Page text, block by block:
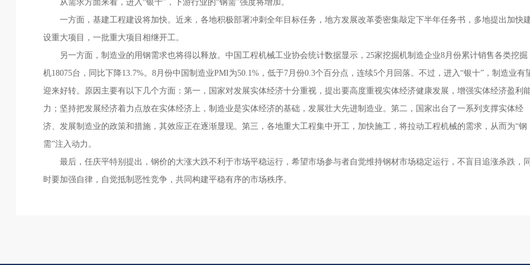
从需求方面来看，进入“银十”，下游行业的“钢需”强度将增加。
一方面，基建工程建设将加快。近来，各地积极部署冲刺全年目标任务，地方发展改革委密集敲定下半年任务书，多地提出加快
设重大项目，一批重大项目相继开工。
另一方面，制造业的用钢需求也将得以释放。中国工程机械工业协会统计数据显示，25家挖掘机制造企业8月份累计销售各类挖掘
机18075台，同比下降13.7%。8月份中国制造业PMI为50.1%，低于7月份0.3个百分点，连续5个月回落。不过，进入“银十”，制造业有
迎来好转。原因主要有以下几个方面：第一，国家对发展实体经济十分重视，提出要高度重视实体经济健康发展，增强实体经济盈利
力；坚持把发展经济着力点放在实体经济上，制造业是实体经济的基础，发展壮大先进制造业。第二，国家出台了一系列支撑实体经
济、发展制造业的政策和措施，其效应正在逐渐显现。第三，各地重大工程集中开工，加快施工，将拉动工程机械的需求，从而为“钢
需”注入动力。
最后，任庆平特别提出，钢价的大涨大跌不利于市场平稳运行，希望市场参与者自觉维持钢材市场稳定运行，不盲目追涨杀跌，同
时要加强自律，自觉抵制恶性竞争，共同构建平稳有序的市场秩序。